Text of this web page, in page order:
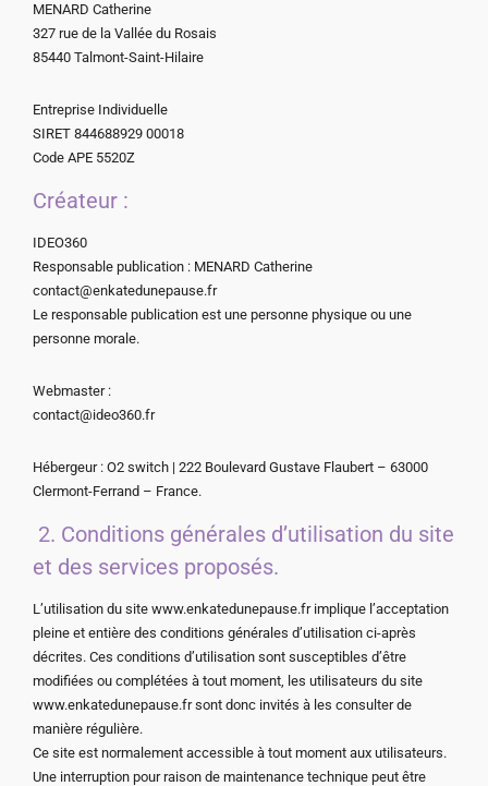
MENARD Catherine
327 rue de la Vallée du Rosais
85440 Talmont-Saint-Hilaire
Entreprise Individuelle
SIRET 844688929 00018
Code APE 5520Z
Créateur :
IDEO360
Responsable publication : MENARD Catherine
contact@enkatedunepause.fr
Le responsable publication est une personne physique ou une
personne morale.
Webmaster :
contact@ideo360.fr
Hébergeur : O2 switch | 222 Boulevard Gustave Flaubert – 63000
Clermont-Ferrand – France.
2. Conditions générales d’utilisation du site
et des services proposés.
L’utilisation du site www.enkatedunepause.fr implique l’acceptation
pleine et entière des conditions générales d’utilisation ci-après
décrites. Ces conditions d’utilisation sont susceptibles d’être
modifiées ou complétées à tout moment, les utilisateurs du site
www.enkatedunepause.fr sont donc invités à les consulter de
manière régulière.
Ce site est normalement accessible à tout moment aux utilisateurs.
Une interruption pour raison de maintenance technique peut être